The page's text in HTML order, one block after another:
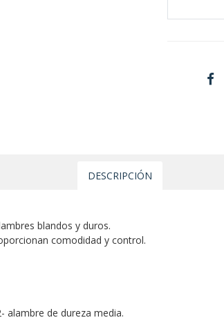
DESCRIPCIÓN
blandos y duros.
comodidad y control.
alambre de dureza media.